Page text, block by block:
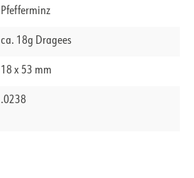
Pfefferminz
ca. 18g Dragees
18 x 53 mm
.0238